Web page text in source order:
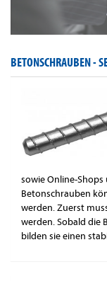
BETONSCHRAUBEN -
sowie Online-
Betonschrauben
werden. Zuerst
werden. Sobald die
bilden sie einen